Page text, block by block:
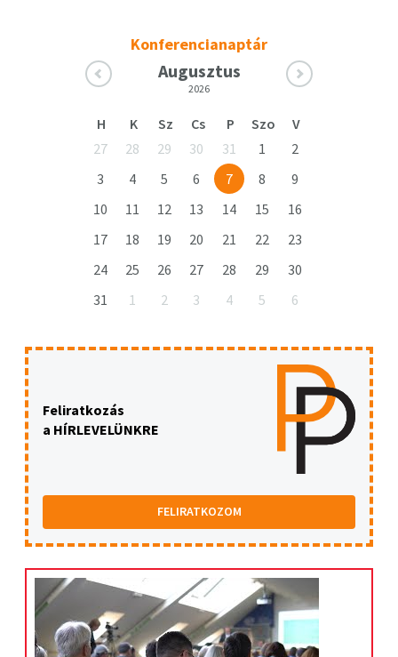
Konferencianaptár
Augusztus
2026
H K Sz Cs P Szo
V
27
28 29 30 31 1
2
3
4 5 6 7 8
9
10
11 12 13 14 15
16
17
18 19 20 21 22
23
24
25 26 27 28 29
30
31
1 2 3 4 5 6
Feliratkozás
a HÍRLEVELÜNKRE
FELIRATKOZOM